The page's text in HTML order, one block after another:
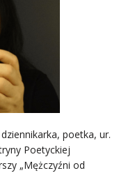
poetka, ur.
Poetyckiej
„Mężczyźni od